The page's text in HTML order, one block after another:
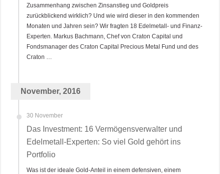
Zusammenhang zwischen Zinsanstieg und Goldpreis
zurückblickend wirklich? Und wie wird dieser in den kommenden
Monaten und Jahren sein? Wir fragten 18 Edelmetall- und Finanz-
Experten. Markus Bachmann, Chef von Craton Capital und
Fondsmanager des Craton Capital Precious Metal Fund und des
Craton …
November, 2016
30 November
Das Investment: 16 Vermögensverwalter und
Edelmetall-Experten: So viel Gold gehört ins
Portfolio
Was ist der ideale Gold-Anteil in einem defensiven, einem